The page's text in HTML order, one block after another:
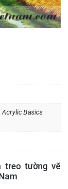
Acrylic Basics
treo tường vẽ